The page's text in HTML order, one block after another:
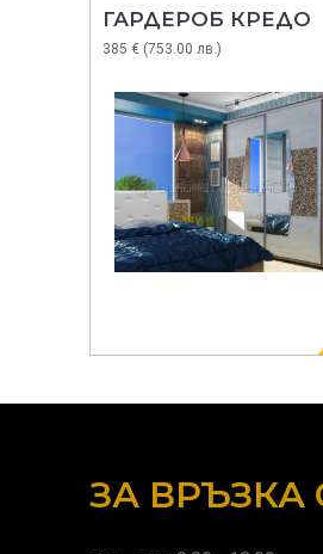
ГАРДЕРОБ КРЕДО
385 € (753.00 лв.)
ЗА ВРЪЗКА